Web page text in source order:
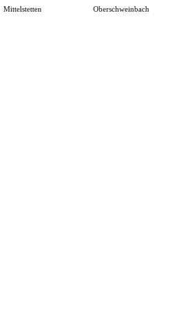
Mittelstetten Oberschweinbach